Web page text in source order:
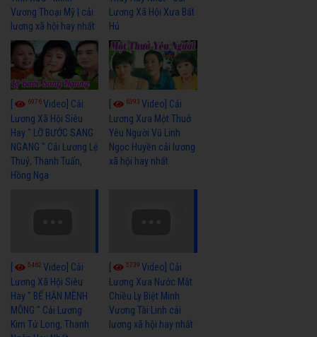
Vương Thoại Mỹ | cải
lương xã hội hay nhất
Lương Xã Hội Xưa Bất
Hủ
6976Video] Cải
Lương Xã Hội Siêu
Hay " LỠ BƯỚC SANG
NGANG " Cải Lương Lệ
Thuỷ, Thanh Tuấn,
Hồng Nga
6393Video] Cải
Lương Xưa Một Thuở
Yêu Người Vũ Linh
Ngọc Huyền cải lương
xã hội hay nhất
5462 Video] Cải
Lương Xã Hội Siêu
Hay " BỂ HẬN MÊNH
MÔNG " Cải Lương
Kim Tử Long, Thanh
5739Video] Cải
Lương Xưa Nước Mắt
Chiều Ly Biệt Minh
Vương Tài Linh cải
lương xã hội hay nhất